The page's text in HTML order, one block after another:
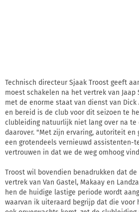
Technisch directeur Sjaak Troost geeft
moest schakelen na het vertrek van Jaap
met de enorme staat van dienst van Dick
en bereid is de club voor dit seizoen te
clubleiding natuurlijk niet lang over na te
daarover. "Met zijn ervaring, autoriteit en
een grotendeels vernieuwd assistenten-
vertrouwen in dat we de weg omhoog
Troost wil bovendien benadrukken dat
vertrek van Van Gastel, Makaay en
hen de huidige lastige periode wordt
waarvan ik uiteraard begrijp dat die voor